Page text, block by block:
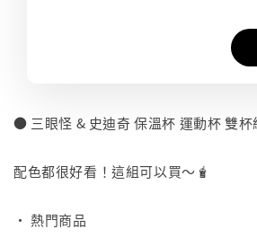
● 三眼怪 & 史迪奇 保溫杯 運動杯 雙杯
配色都很好看！這組可以買～🧋
• 熱門商品